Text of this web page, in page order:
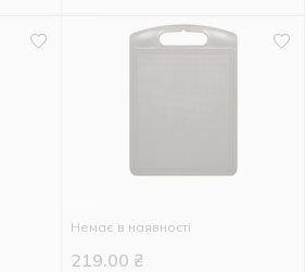
Немає в наявності
219.00 ₴